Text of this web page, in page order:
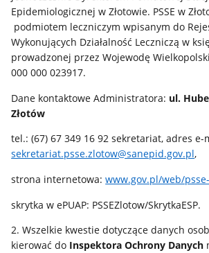
Epidemiologicznej w Złotowie. PSSE w
podmiotem leczniczym wpisanym do
Wykonujących Działalność Leczniczą w
prowadzonej przez Wojewodę
000 000 023917.
Dane kontaktowe Administratora: ul.
Złotów
tel.: (67) 67 349 16 92 sekretariat, adres e-
sekretariat.psse.zlotow@sanepid.gov.pl,
strona internetowa:www.gov.pl/web/
skrytka w ePUAP: PSSEZlotow/SkrytkaESP.
2. Wszelkie kwestie dotyczące danych
kierować do Inspektora Ochrony Danych